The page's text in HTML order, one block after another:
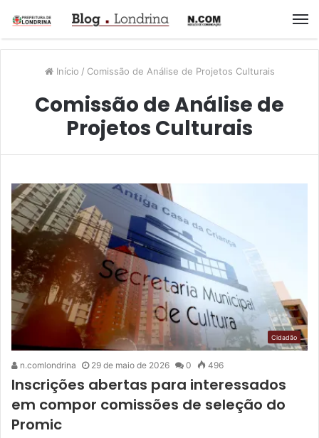
Início / Comissão de Análise de Projetos Culturais
Comissão de Análise de
Projetos Culturais
Cidadão
n.comlondrina 29 de maio de 2026 0 496
Inscrições abertas para interessados
em compor comissões de seleção do
Promic